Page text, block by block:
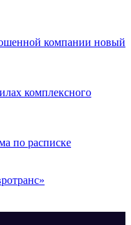
компании новый
комплексного
по расписке